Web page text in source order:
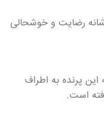
رضایت و خوشحالی
پرنده به اطراف
است.